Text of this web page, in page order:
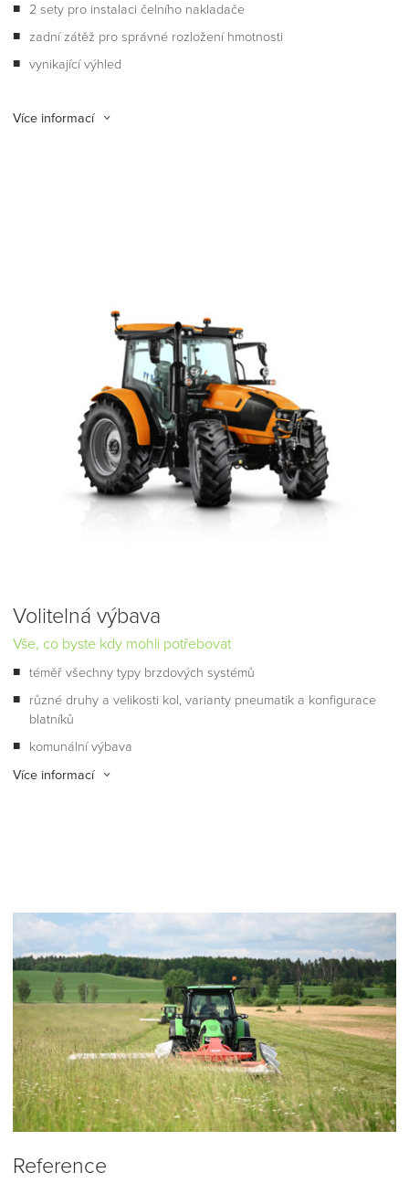
2 sety pro instalaci čelního nakladače
zadní zátěž pro správné rozložení hmotnosti
vynikající výhled
Více informací
Volitelná výbava
Vše, co byste kdy mohli potřebovat
téměř všechny typy brzdových systémů
různé druhy a velikosti kol, varianty pneumatik a konfigurace
blatníků
komunální výbava
Více informací
Reference